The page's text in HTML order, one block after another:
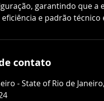
garantindo que
e padrão técnico
contato
- State of Rio de